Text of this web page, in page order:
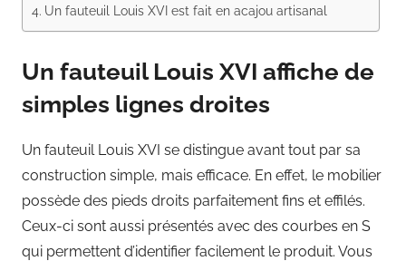
Un fauteuil Louis XVI est fait en acajou artisanal
Un fauteuil Louis XVI affiche de
simples lignes droites
Un fauteuil Louis XVI se distingue avant tout par sa
construction simple, mais efficace. En effet, le mobilier
possède des pieds droits parfaitement fins et effilés.
Ceux-ci sont aussi présentés avec des courbes en S
qui permettent d’identifier facilement le produit. Vous